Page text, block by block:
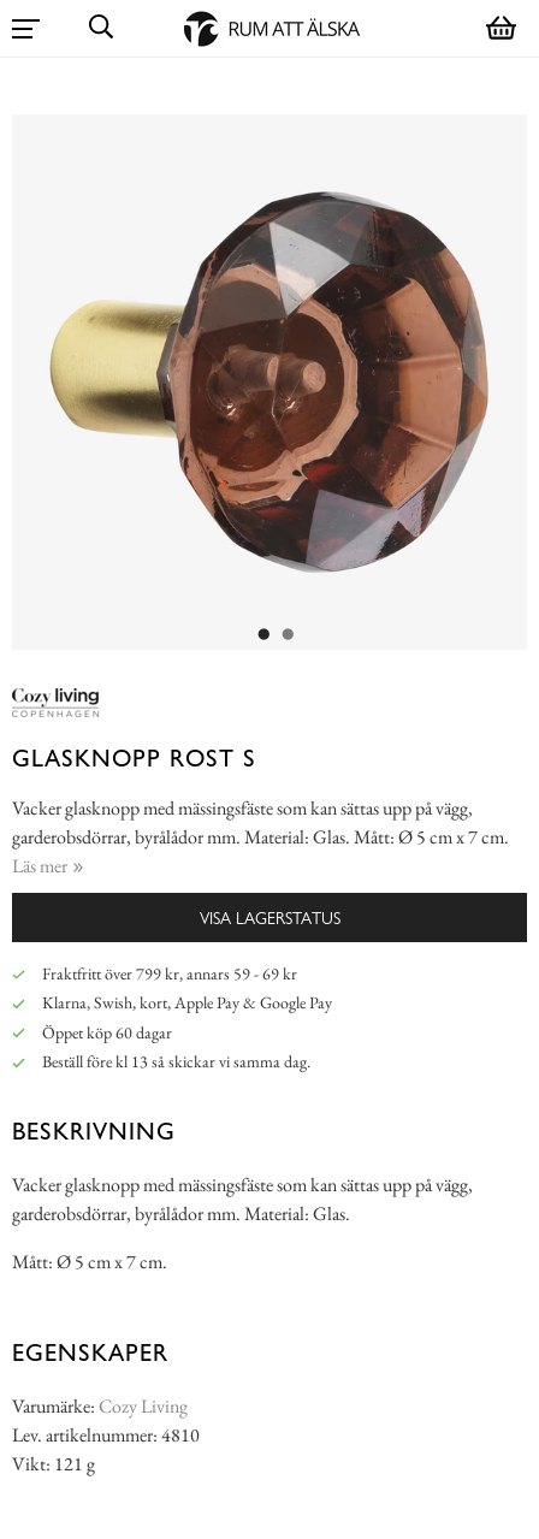
GLASKNOPP ROST S
Vacker glasknopp med mässingsfäste som kan sättas upp på vägg,
garderobsdörrar, byrålådor mm. Material: Glas. Mått: Ø 5 cm x 7 cm.
Läs mer
VISA LAGERSTATUS
Fraktfritt över 799 kr, annars 59 - 69 kr
Klarna, Swish, kort, Apple Pay & Google Pay
Öppet köp 60 dagar
Beställ före kl 13 så skickar vi samma dag.
BESKRIVNING
Vacker glasknopp med mässingsfäste som kan sättas upp på vägg,
garderobsdörrar, byrålådor mm. Material: Glas.
Mått: Ø 5 cm x 7 cm.
EGENSKAPER
Varumärke:Cozy Living
Lev. artikelnummer: 4810
Vikt: 121 g